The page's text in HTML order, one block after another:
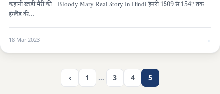
कहानी ब्लडी मैरी की | Bloody Mary Real Story In Hindi हेनरी 1509 से 1547 तक
इंग्लैंड की…
18 Mar 2023 →
‹ 1 … 3 4 5